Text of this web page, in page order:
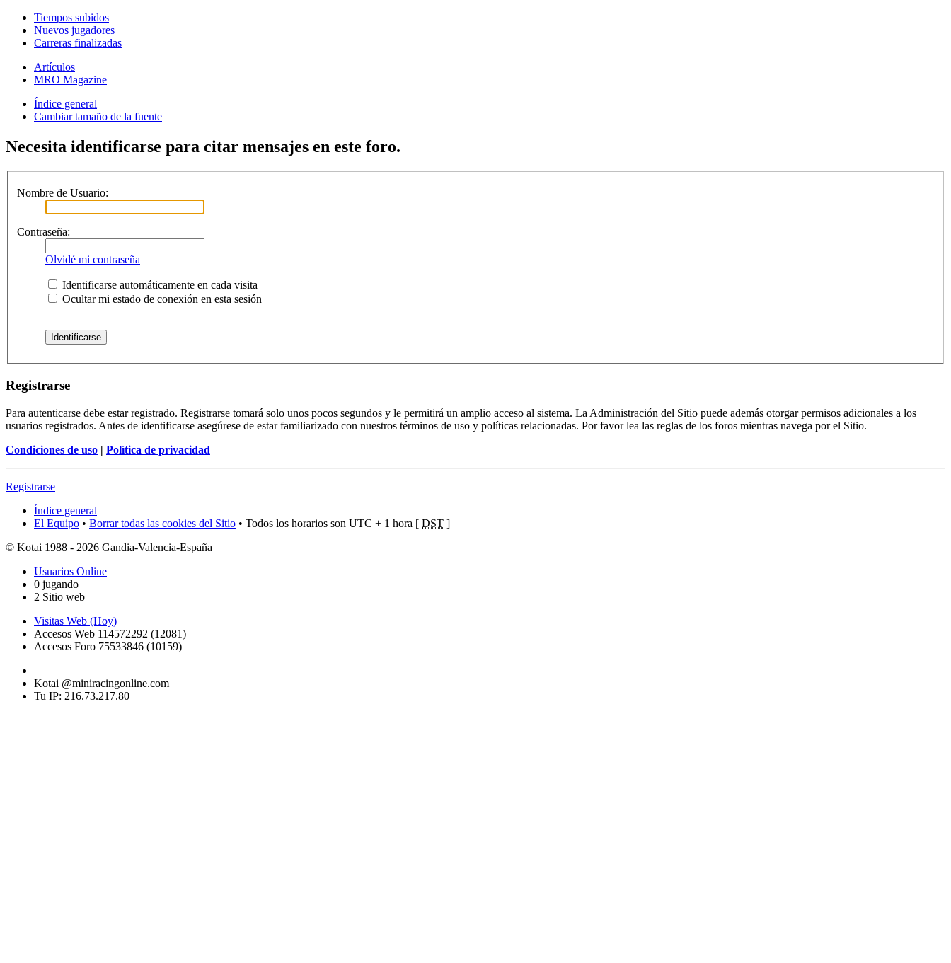
Tiempos subidos
Nuevos jugadores
Carreras finalizadas
Artículos
MRO Magazine
Índice general
Cambiar tamaño de la fuente
Necesita identificarse para citar mensajes en este foro.
Nombre de Usuario:
Contraseña:
Olvidé mi contraseña
Identificarse automáticamente en cada visita
Ocultar mi estado de conexión en esta sesión
Registrarse
Para autenticarse debe estar registrado. Registrarse tomará solo unos pocos segundos y le permitirá un amplio acceso al sistema. La Administración del Sitio puede además otorgar permisos adicionales a los
usuarios registrados. Antes de identificarse asegúrese de estar familiarizado con nuestros términos de uso y políticas relacionadas. Por favor lea las reglas de los foros mientras navega por el Sitio.
Condiciones de uso | Política de privacidad
Registrarse
Índice general
El Equipo • Borrar todas las cookies del Sitio • Todos los horarios son UTC + 1 hora [ DST ]
© Kotai 1988 - 2026 Gandia-Valencia-España
Usuarios Online
0 jugando
2 Sitio web
Visitas Web (Hoy)
Accesos Web 114572292 (12081)
Accesos Foro 75533846 (10159)
Kotai @miniracingonline.com
Tu IP: 216.73.217.80